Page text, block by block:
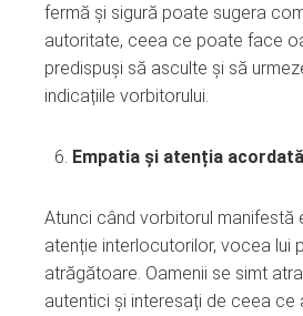
fermă și sigură poate sugera
autoritate, ceea ce poate face
predispuși să asculte și să
indicațiile vorbitorului.
Empatia și atenția
Atunci când vorbitorul manifestă
atenție interlocutorilor, vocea lui
atrăgătoare. Oamenii se simt
autentici și interesați de ceea ce